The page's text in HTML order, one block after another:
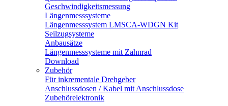
Geschwindigkeitsmessung
Längenmesssysteme
Längenmesssystem LMSCA-WDGN Kit
Seilzugsysteme
Anbausätze
Längenmesssysteme mit Zahnrad
Download
Zubehör
Für inkrementale Drehgeber
Anschlussdosen / Kabel mit Anschlussdose
Zubehörelektronik